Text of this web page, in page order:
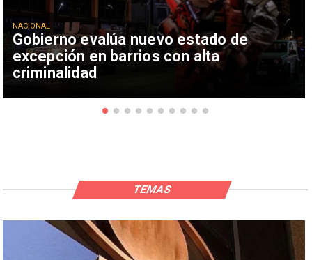
Gobierno evalúa nuevo estado de
excepción en barrios con alta
criminalidad
NACIONAL
TEMAS